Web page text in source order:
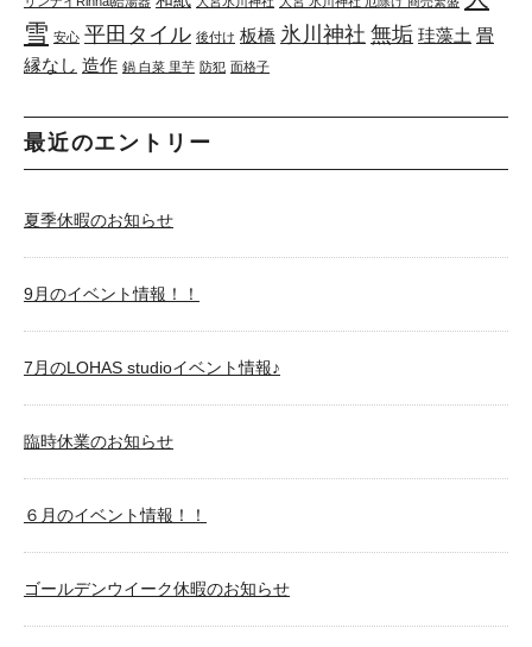
雪 安心 平田タイル 後付け 板橋 氷川神社 無垢 珪藻土 畳
縁なし 造作 鍋 白菜 里芋 防犯 面格子
最近のエントリー
夏季休暇のお知らせ
9月のイベント情報！！
7月のLOHAS studioイベント情報♪
臨時休業のお知らせ
６月のイベント情報！！
ゴールデンウイーク休暇のお知らせ